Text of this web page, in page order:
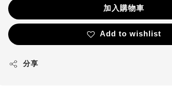
加入購物車
Add to wishlist
分享